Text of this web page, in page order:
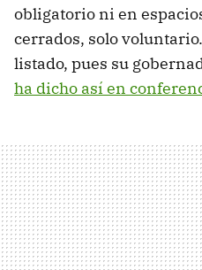
obligatorio ni en
cerrados, solo
listado, pues su
ha dicho así en